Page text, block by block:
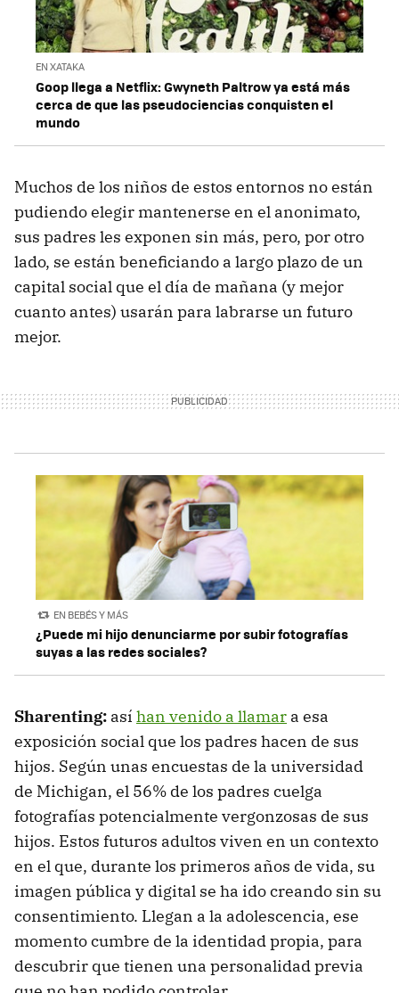
EN XATAKA
Goop llega a Netflix: Gwyneth Paltrow ya está más
cerca de que las pseudociencias conquisten el
mundo
Muchos de los niños de estos entornos no están
pudiendo elegir mantenerse en el anonimato,
sus padres les exponen sin más, pero, por otro
lado, se están beneficiando a largo plazo de un
capital social que el día de mañana (y mejor
cuanto antes) usarán para labrarse un futuro
mejor.
EN BEBÉS Y MÁS
¿Puede mi hijo denunciarme por subir fotografías
suyas a las redes sociales?
Sharenting: así han venido a llamar a esa
exposición social que los padres hacen de sus
hijos. Según unas encuestas de la universidad
de Michigan, el 56% de los padres cuelga
fotografías potencialmente vergonzosas de sus
hijos. Estos futuros adultos viven en un contexto
en el que, durante los primeros años de vida, su
imagen pública y digital se ha ido creando sin su
consentimiento. Llegan a la adolescencia, ese
momento cumbre de la identidad propia, para
descubrir que tienen una personalidad previa